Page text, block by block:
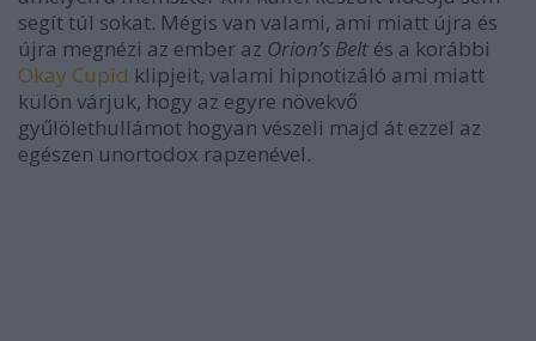
segít túl sokat. Mégis van valami, ami miatt újra és
újra megnézi az ember az Orion’s Belt és a korábbi
Okay Cupid klipjeit, valami hipnotizáló ami miatt
külön várjuk, hogy az egyre növekvő
gyűlölethullámot hogyan vészeli majd át ezzel az
egészen unortodox rapzenével.